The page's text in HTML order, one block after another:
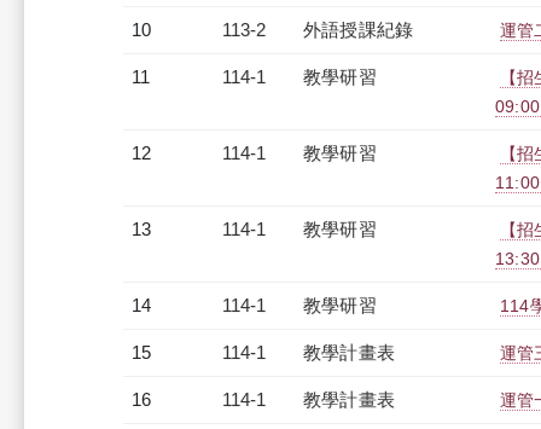
10 113-2 外語授課紀錄 運管
11 114-1 教學研習
【
12 114-1 教學研習
【
13 114-1 教學研習
【
14 114-1 教學研習 114
15 114-1 教學計畫表 運管
16 114-1 教學計畫表 運管